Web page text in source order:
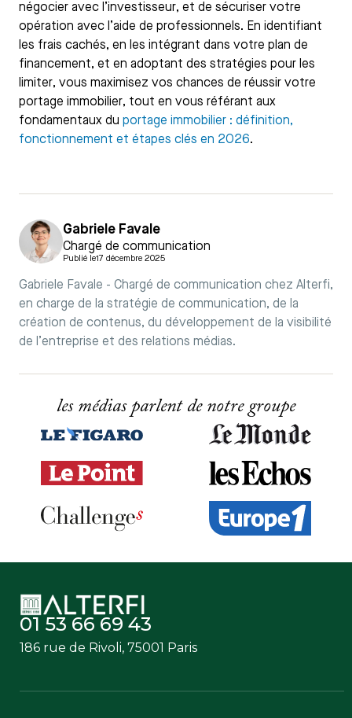
négocier avec l’investisseur, et de sécuriser votre
opération avec l’aide de professionnels. En identifiant
les frais cachés, en les intégrant dans votre plan de
financement, et en adoptant des stratégies pour les
limiter, vous maximisez vos chances de réussir votre
portage immobilier, tout en vous référant aux
fondamentaux du portage immobilier : définition,
fonctionnement et étapes clés en 2026.
Gabriele Favale
Chargé de communication
Publié le17 décembre 2025
Gabriele Favale - Chargé de communication chez Alterfi,
en charge de la stratégie de communication, de la
création de contenus, du développement de la visibilité
de l’entreprise et des relations médias.
les médias parlent de notre groupe
01 53 66 69 43
186 rue de Rivoli, 75001 Paris